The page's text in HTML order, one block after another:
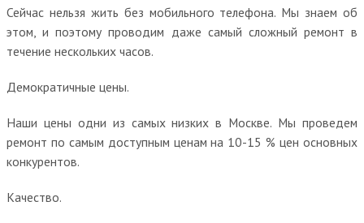
Сейчас нельзя жить без мобильного телефона. Мы знаем об
этом, и поэтому проводим даже самый сложный ремонт в
течение нескольких часов.
Демократичные цены.
Наши цены одни из самых низких в Москве. Мы проведем
ремонт по самым доступным ценам на 10-15 % цен основных
конкурентов.
Качество.